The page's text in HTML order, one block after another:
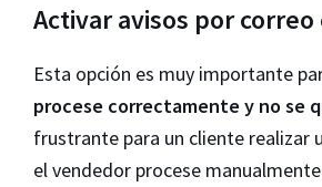
Activar avisos por
Esta opción es muy importante
procese correctamente y no se
frustrante para un cliente realizar
el vendedor procese